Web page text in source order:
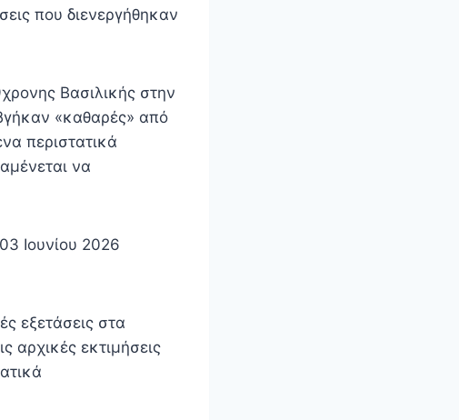
που διενεργήθηκαν
Βασιλικής στην
«καθαρές» από
περιστατικά
να
Ιουνίου 2026
εξετάσεις στα
αρχικές εκτιμήσεις